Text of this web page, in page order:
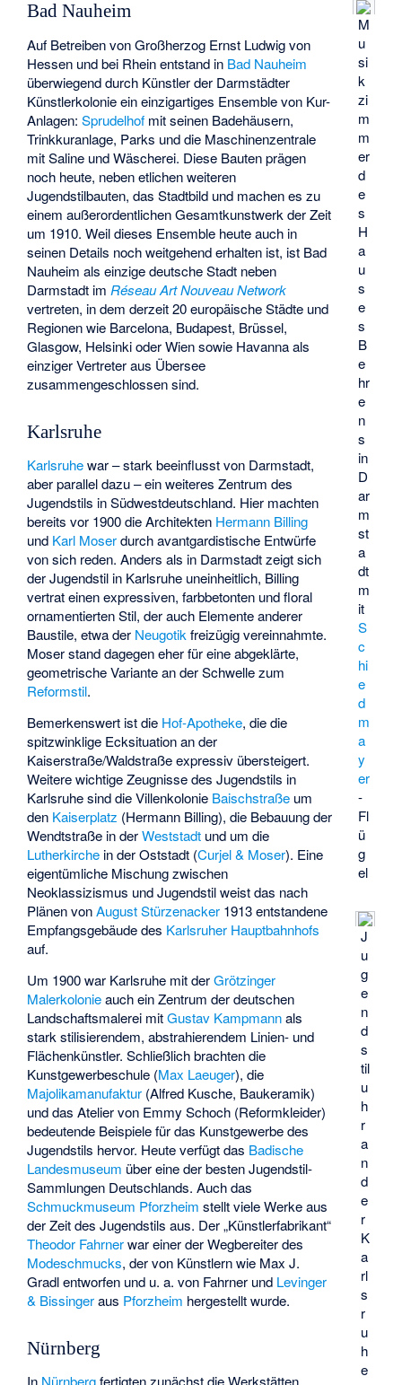
M
u
si
k
zi
m
m
er
d
e
s
H
a
u
s
e
s
B
e
hr
e
n
s
in
D
ar
m
st
a
dt
m
it
S
c
hi
e
d
m
a
y
er
-
Fl
ü
g
el
Bad Nauheim
Auf Betreiben von Großherzog Ernst Ludwig von
Hessen und bei Rhein entstand in Bad Nauheim
überwiegend durch Künstler der Darmstädter
Künstlerkolonie ein einzigartiges Ensemble von Kur-
Anlagen:Sprudelhof mit seinen Badehäusern,
Trinkkuranlage, Parks und die Maschinenzentrale
mit Saline und Wäscherei. Diese Bauten prägen
noch heute, neben etlichen weiteren
Jugendstilbauten, das Stadtbild und machen es zu
einem außerordentlichen Gesamtkunstwerk der Zeit
um 1910. Weil dieses Ensemble heute auch in
seinen Details noch weitgehend erhalten ist, ist Bad
Nauheim als einzige deutsche Stadt neben
Darmstadt im Réseau Art Nouveau Network
vertreten, in dem derzeit 20 europäische Städte und
Regionen wie Barcelona, Budapest, Brüssel,
Glasgow, Helsinki oder Wien sowie Havanna als
einziger Vertreter aus Übersee
zusammengeschlossen sind.
Karlsruhe
J
u
g
e
n
d
s
til
u
h
r
a
n
d
e
r
K
a
rl
s
r
u
h
e
Karlsruhewar – stark beeinflusst von Darmstadt,
aber parallel dazu – ein weiteres Zentrum des
Jugendstils in Südwestdeutschland. Hier machten
bereits vor 1900 die Architekten Hermann Billing
und Karl Moserdurch avantgardistische Entwürfe
von sich reden. Anders als in Darmstadt zeigt sich
der Jugendstil in Karlsruhe uneinheitlich, Billing
vertrat einen expressiven, farbbetonten und floral
ornamentierten Stil, der auch Elemente anderer
Baustile, etwa der Neugotikfreizügig vereinnahmte.
Moser stand dagegen eher für eine abgeklärte,
geometrische Variante an der Schwelle zum
Reformstil.
Bemerkenswert ist die Hof-Apotheke, die die
spitzwinklige Ecksituation an der
Kaiserstraße/Waldstraße expressiv übersteigert.
Weitere wichtige Zeugnisse des Jugendstils in
Karlsruhe sind die Villenkolonie Baischstraße um
den Kaiserplatz (Hermann Billing), die Bebauung der
Wendtstraße in derWeststadt und um die
Lutherkirche in der Oststadt (Curjel & Moser). Eine
eigentümliche Mischung zwischen
Neoklassizismus und Jugendstil weist das nach
Plänen vonAugust Stürzenacker 1913 entstandene
Empfangsgebäude des Karlsruher Hauptbahnhofs
auf.
Um 1900 war Karlsruhe mit derGrötzinger
Malerkolonieauch ein Zentrum der deutschen
Landschaftsmalerei mitGustav Kampmannals
stark stilisierendem, abstrahierendem Linien- und
Flächenkünstler. Schließlich brachten die
Kunstgewerbeschule (Max Laeuger), die
Majolikamanufaktur (Alfred Kusche, Baukeramik)
und das Atelier von Emmy Schoch (Reformkleider)
bedeutende Beispiele für das Kunstgewerbe des
Jugendstils hervor. Heute verfügt das Badische
Landesmuseum über eine der besten Jugendstil-
Sammlungen Deutschlands. Auch das
Schmuckmuseum Pforzheim stellt viele Werke aus
der Zeit des Jugendstils aus. Der „Künstlerfabrikant“
Theodor Fahrnerwar einer der Wegbereiter des
Modeschmucks, der von Künstlern wie Max J.
Gradl entworfen und u. a. von Fahrner und Levinger
& Bissingeraus Pforzheim hergestellt wurde.
Nürnberg
In Nürnbergfertigten zunächst die Werkstätten